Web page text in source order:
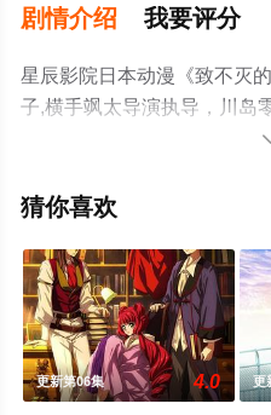
剧情介绍 我要评分
星辰影院日本动漫《致不灭
子,横手飒太导演执导，川岛
美,内田彩,落合福嗣,泽城千
治,津田健次郎等演员精彩演
息可移步至豆瓣动漫、电视
猜你喜欢
更新第06集 4.0 更